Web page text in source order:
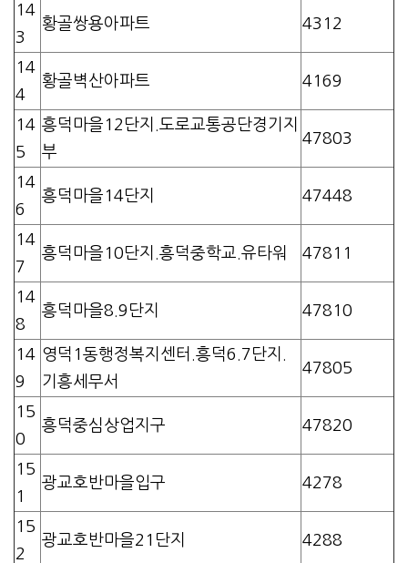
14
3
황골쌍용아파트 4312
14
4
황골벽산아파트 4169
14
5
흥덕마을12단지.도로교통공단경기지
부
47803
14
6
흥덕마을14단지 47448
14
7
흥덕마을10단지.흥덕중학교.유타워 47811
14
8
흥덕마을8.9단지 47810
14
9
영덕1동행정복지센터.흥덕6.7단지.
기흥세무서
47805
15
0
흥덕중심상업지구 47820
15
1
광교호반마을입구 4278
15
2
광교호반마을21단지 4288